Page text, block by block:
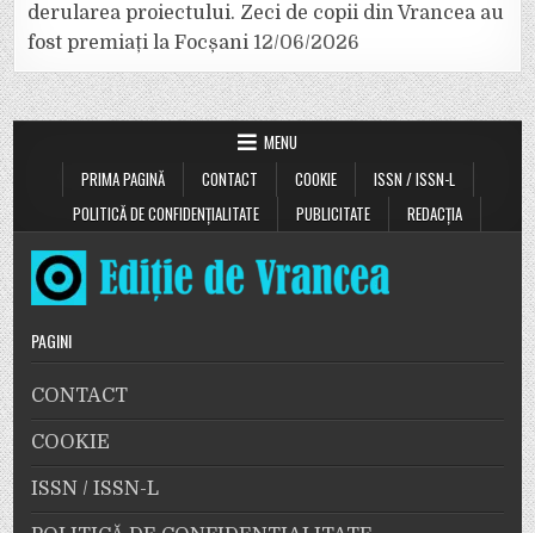
derularea proiectului. Zeci de copii din Vrancea au
fost premiați la Focșani 12/06/2026
MENU
PRIMA PAGINĂ
CONTACT COOKIE
ISSN / ISSN-L
POLITICĂ DE CONFIDENȚIALITATE
PUBLICITATE REDACȚIA
PAGINI
CONTACT
COOKIE
ISSN / ISSN-L